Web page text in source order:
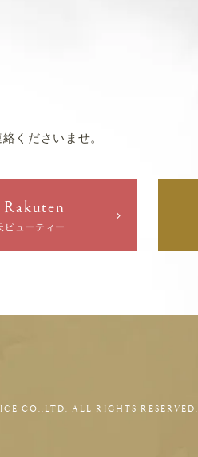
くださいませ。
Rakuten
ビューティー
CO.,LTD. ALL RIGHTS RESERVED.